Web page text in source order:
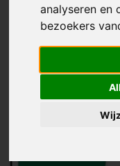
analyseren en
bezoekers